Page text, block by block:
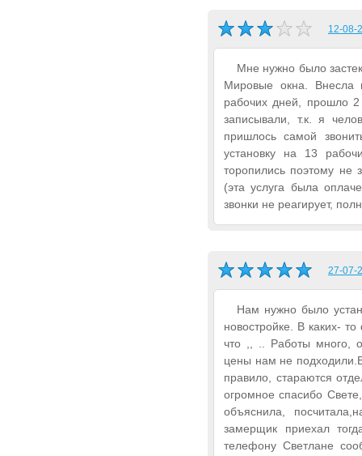
12-08-
Мне нужно было
Мировые окна. Внесла
рабочих дней, прошло
записывали, т.к. я
пришлось самой
установку на 13
торопились поэтому не
(эта услуга была
звонки не реагирует,
27-07-
Нам нужно было
новостройке. В каких-
что ,, .. Работы много,
цены нам не
правило, стараются
огромное спасибо
объяснила,
замерщик приехал
телефону Светлане